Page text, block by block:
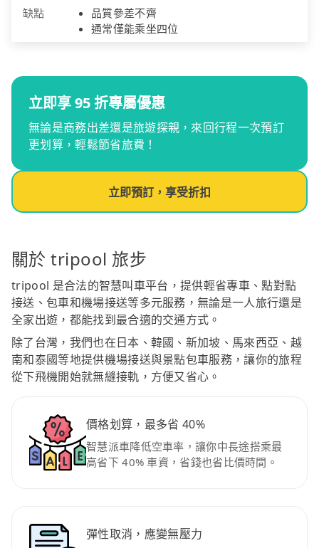
缺點
品質參差不齊
通常僅能乘坐四位
立即享 95 折專屬優惠
無論是商務出差還是旅遊探親，來回行程一次預訂
更划算，輕鬆節省旅費！
立即預訂，享受折扣
關於 tripool 旅步
tripool 是合法的智慧叫車平台，提供輕省專車、點對點
接送、包車和機場接送等多元服務，無論是一人旅行還是
全家出遊，都能找到最合適的交通方式。
除了台灣，我們也在日本、韓國、新加坡、馬來西亞、越
南和泰國等地提供機場接送與景點包車服務，讓你的旅程
從下飛機開始就無縫接軌，方便又省心。
價格划算，最多省 40%
智慧派車降低空車率，讓你中長途搭乘最
高省下 40% 車資，省錢也省比價時間。
彈性取消，應變無壓力